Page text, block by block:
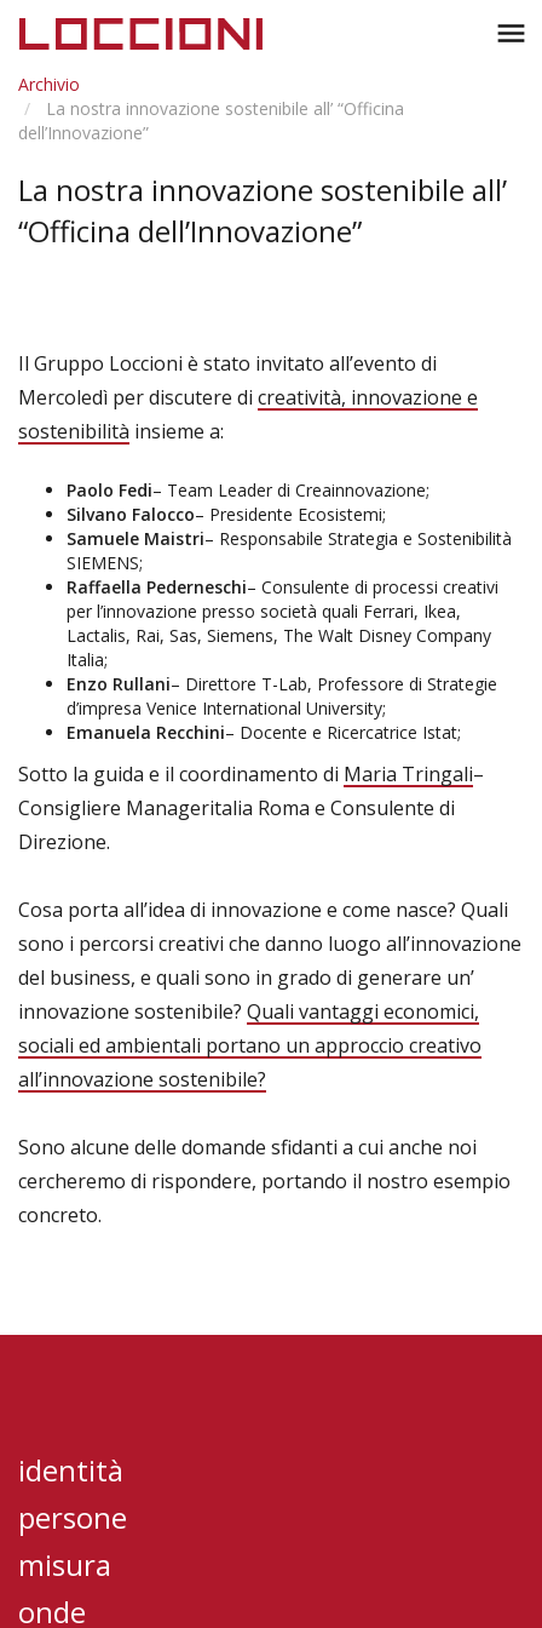
menu
Archivio
La nostra innovazione sostenibile all’ “Officina
dell’Innovazione”
La nostra innovazione sostenibile all’
“Officina dell’Innovazione”
Il Gruppo Loccioni è stato invitato all’evento di
Mercoledì per discutere di creatività, innovazione e
sostenibilità insieme a:
Paolo Fedi– Team Leader di Creainnovazione;
Silvano Falocco– Presidente Ecosistemi;
Samuele Maistri– Responsabile Strategia e Sostenibilità
SIEMENS;
Raffaella Pederneschi– Consulente di processi creativi
per l’innovazione presso società quali Ferrari, Ikea,
Lactalis, Rai, Sas, Siemens, The Walt Disney Company
Italia;
Enzo Rullani– Direttore T-Lab, Professore di Strategie
d’impresa Venice International University;
Emanuela Recchini– Docente e Ricercatrice Istat;
Sotto la guida e il coordinamento di Maria Tringali–
Consigliere Manageritalia Roma e Consulente di
Direzione.
Cosa porta all’idea di innovazione e come nasce? Quali
sono i percorsi creativi che danno luogo all’innovazione
del business, e quali sono in grado di generare un’
innovazione sostenibile? Quali vantaggi economici,
sociali ed ambientali portano un approccio creativo
all’innovazione sostenibile?
Sono alcune delle domande sfidanti a cui anche noi
cercheremo di rispondere, portando il nostro esempio
concreto.
identità
persone
misura
onde